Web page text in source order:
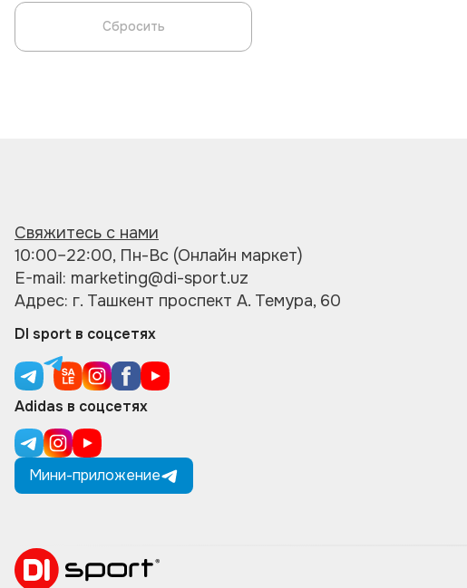
Сбросить
Свяжитесь с нами
10:00–22:00, Пн-Вс (Онлайн маркет)
E-mail: marketing@di-sport.uz
Адрес: г. Ташкент проспект А. Темура, 60
DI sport в соцсетях
Adidas в соцсетях
Мини-приложение